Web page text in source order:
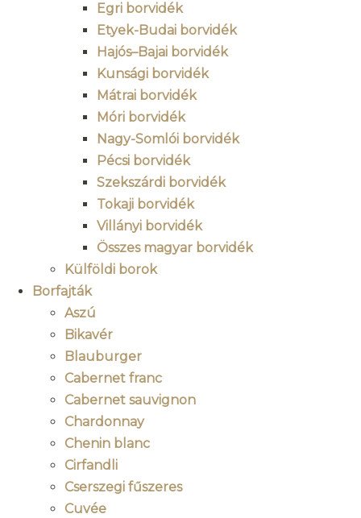
Egri borvidék
Etyek-Budai borvidék
Hajós–Bajai borvidék
Kunsági borvidék
Mátrai borvidék
Móri borvidék
Nagy-Somlói borvidék
Pécsi borvidék
Szekszárdi borvidék
Tokaji borvidék
Villányi borvidék
Összes magyar borvidék
Külföldi borok
Borfajták
Aszú
Bikavér
Blauburger
Cabernet franc
Cabernet sauvignon
Chardonnay
Chenin blanc
Cirfandli
Cserszegi fűszeres
Cuvée